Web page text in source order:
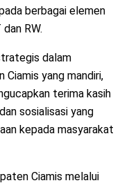
berbagai elemen
RW.
dalam
Ciamis yang mandiri,
terima kasih
sosialisasi yang
kepada masyarakat
Ciamis melalui